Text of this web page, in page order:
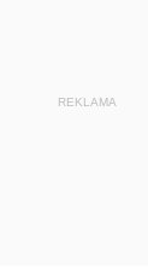
REKLAMA